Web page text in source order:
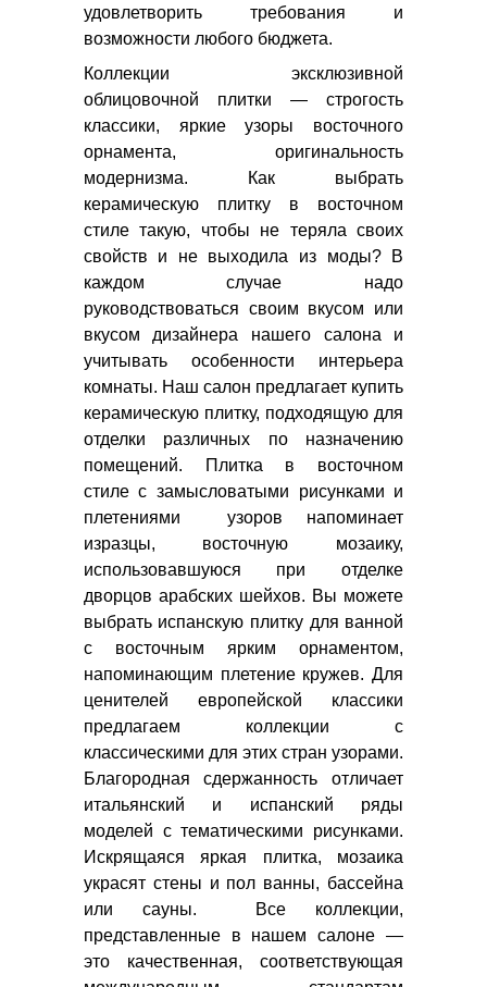
удовлетворить требования и
возможности любого бюджета.
Коллекции эксклюзивной
облицовочной плитки — строгость
классики, яркие узоры восточного
орнамента, оригинальность
модернизма. Как выбрать
керамическую плитку в восточном
стиле такую, чтобы не теряла своих
свойств и не выходила из моды? В
каждом случае надо
руководствоваться своим вкусом или
вкусом дизайнера нашего салона и
учитывать особенности интерьера
комнаты. Наш салон предлагает купить
керамическую плитку, подходящую для
отделки различных по назначению
помещений. Плитка в восточном
стиле с замысловатыми рисунками и
плетениями узоров напоминает
изразцы, восточную мозаику,
использовавшуюся при отделке
дворцов арабских шейхов. Вы можете
выбрать испанскую плитку для ванной
с восточным ярким орнаментом,
напоминающим плетение кружев. Для
ценителей европейской классики
предлагаем коллекции с
классическими для этих стран узорами.
Благородная сдержанность отличает
итальянский и испанский ряды
моделей с тематическими рисунками.
Искрящаяся яркая плитка, мозаика
украсят стены и пол ванны, бассейна
или сауны. Все коллекции,
представленные в нашем салоне —
это качественная, соответствующая